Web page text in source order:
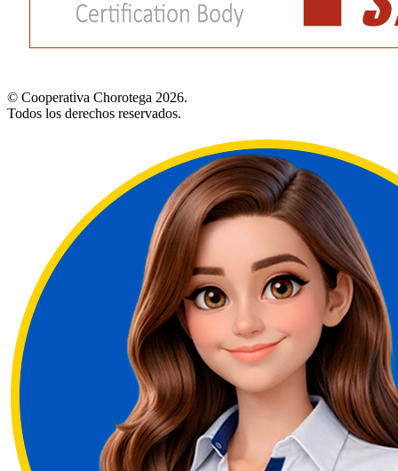
© Cooperativa Chorotega 2026.
Todos los derechos reservados.